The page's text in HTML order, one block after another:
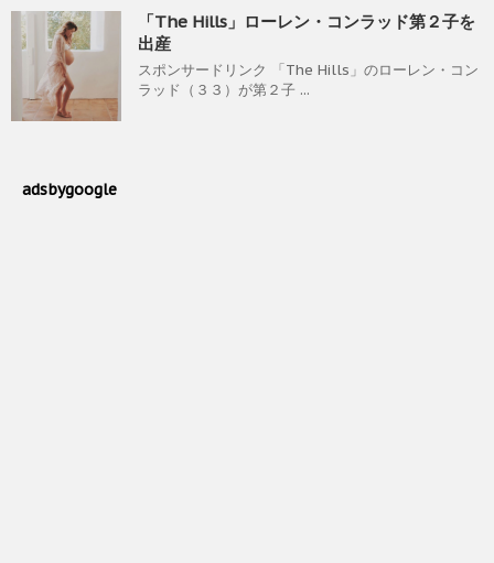
「The Hills」ローレン・コンラッド第２子を
出産
スポンサードリンク 「The Hills」のローレン・コン
ラッド（３３）が第２子 ...
adsbygoogle